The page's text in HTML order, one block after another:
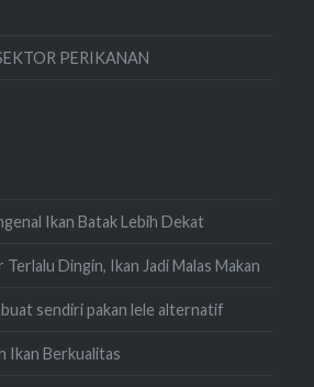
PERIKANAN
Ikan Batak Lebih Dekat
Terlalu Dingin, Ikan Jadi Malas Makan
sendiri pakan lele alternatif
Ikan Berkualitas